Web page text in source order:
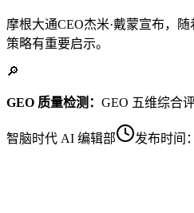
摩根大通CEO杰米·戴蒙宣布，
策略有重要启示。
🔎
GEO 质量检测： GEO 五维综合
智脑时代 AI 编辑部 发布时间：